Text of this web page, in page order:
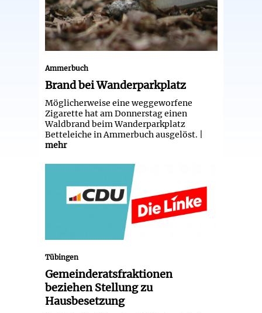
Ammerbuch
Brand bei Wanderparkplatz
Möglicherweise eine weggeworfene
Zigarette hat am Donnerstag einen
Waldbrand beim Wanderparkplatz
Betteleiche in Ammerbuch ausgelöst. |
mehr
Gemeinderatsfraktionen beziehen
Stellung zu Hausbesetzung
Tübingen
Gemeinderatsfraktionen
beziehen Stellung zu
Hausbesetzung